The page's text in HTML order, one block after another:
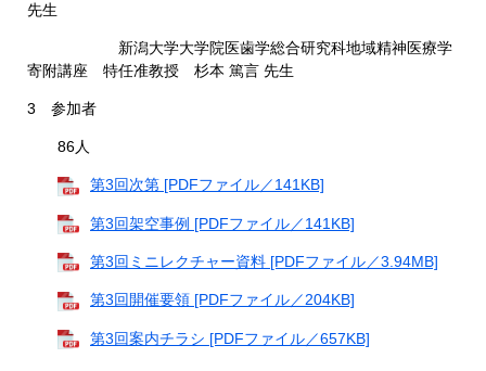
先生
新潟大学大学院医歯学総合研究科地域精神医療学
寄附講座 特任准教授 杉本 篤言 先生
3 参加者
86人
第3回次第 [PDFファイル／141KB]
第3回架空事例 [PDFファイル／141KB]
第3回ミニレクチャー資料 [PDFファイル／3.94MB]
第3回開催要領 [PDFファイル／204KB]
第3回案内チラシ [PDFファイル／657KB]